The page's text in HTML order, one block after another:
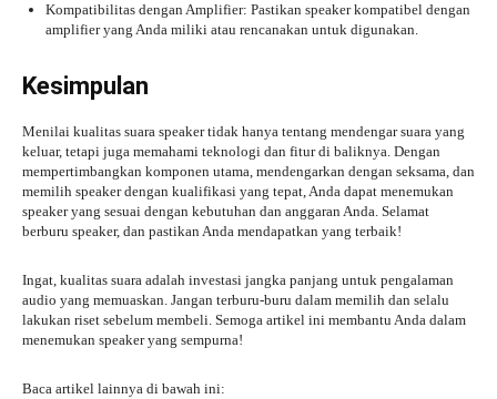
Kompatibilitas dengan Amplifier: Pastikan speaker kompatibel dengan
amplifier yang Anda miliki atau rencanakan untuk digunakan.
Kesimpulan
Menilai kualitas suara speaker tidak hanya tentang mendengar suara yang
keluar, tetapi juga memahami teknologi dan fitur di baliknya. Dengan
mempertimbangkan komponen utama, mendengarkan dengan seksama, dan
memilih speaker dengan kualifikasi yang tepat, Anda dapat menemukan
speaker yang sesuai dengan kebutuhan dan anggaran Anda. Selamat
berburu speaker, dan pastikan Anda mendapatkan yang terbaik!
Ingat, kualitas suara adalah investasi jangka panjang untuk pengalaman
audio yang memuaskan. Jangan terburu-buru dalam memilih dan selalu
lakukan riset sebelum membeli. Semoga artikel ini membantu Anda dalam
menemukan speaker yang sempurna!
Baca artikel lainnya di bawah ini: